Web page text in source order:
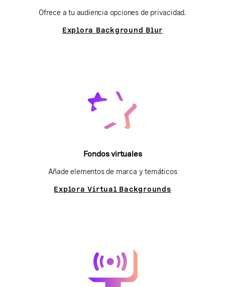
Ofrece a tu audiencia opciones de privacidad.
Explora Background Blur
Fondos virtuales
Añade elementos de marca y temáticos
Explora Virtual Backgrounds